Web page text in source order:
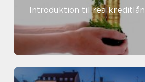
Introduktion til realkreditlån